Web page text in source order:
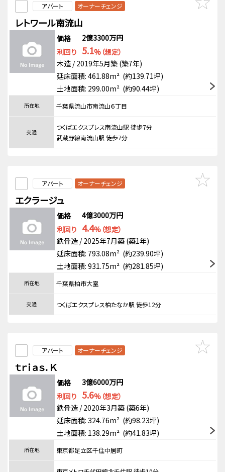
アパート オーナーチェンジ
レトワール南流山
価格
2億3300万円
利回り 5.1%（想定）
木造 / 2019年5月築 (築7年)
延床面積: 461.88m² (約139.71坪)
土地面積: 299.00m² (約90.44坪)
所在地 千葉県流山市南流山６丁目
交通
つくばエクスプレス南流山駅 徒歩7分
武蔵野線南流山駅 徒歩7分
アパート オーナーチェンジ
エクラージュ
価格
4億3000万円
利回り 4.4%（想定）
鉄骨造 / 2025年7月築 (築1年)
延床面積: 793.08m² (約239.90坪)
土地面積: 931.75m² (約281.85坪)
所在地 千葉県柏市大室
交通 つくばエクスプレス柏たなか駅 徒歩12分
アパート オーナーチェンジ
ｔｒｉａｓ．Ｋ
価格
3億6000万円
利回り 5.6%（想定）
鉄骨造 / 2020年3月築 (築6年)
延床面積: 324.76m² (約98.23坪)
土地面積: 138.29m² (約41.83坪)
所在地 東京都足立区千住中居町